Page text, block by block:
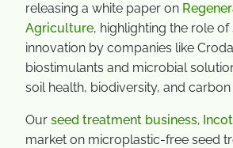
releasing a white paper on
Agriculture, highlighting the role
innovation by companies like
biostimulants and microbial
soil health, biodiversity, and
Our seed treatment business,
market on microplastic-free seed